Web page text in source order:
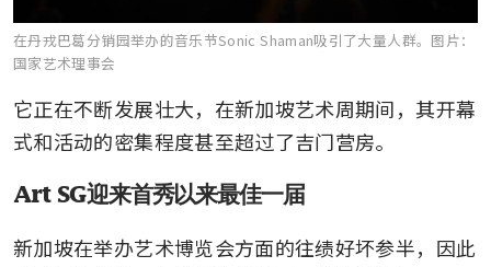
在丹戎巴葛分销园举办的音乐节Sonic Shaman吸引了大量人群。 图片：
国家艺术理事会
它正在不断发展壮大，在新加坡艺术周期间，其开幕
式和活动的密集程度甚至超过了吉门营房。
Art SG迎来首秀以来最佳一届
新加坡在举办艺术博览会方面的往绩好坏参半，因此